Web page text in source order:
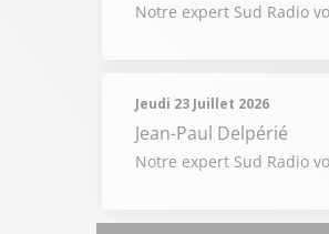
Notre expert Sud Radio
Jeudi 23 Juillet 2026
Jean-Paul Delpérié
Notre expert Sud Radio